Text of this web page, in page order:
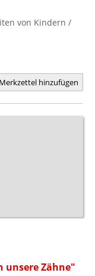
von Kindern /
hinzufügen
unsere Zähne"